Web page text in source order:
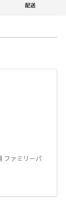
配送
ファミリーパ